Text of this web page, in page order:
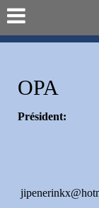
OPA
Président:
Rue